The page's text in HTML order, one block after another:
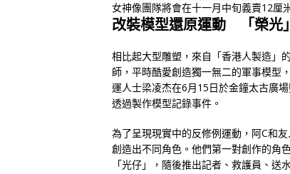
女神像團隊將會在十一月中旬義賣12厘
改裝模型還原運動 「榮光
相比起大型雕塑，來自「香港人製造」
師，平時酷愛創造獨一無二的軍事模型
運人士梁凌杰在6月15日於金鐘太古廣
透過製作模型記錄事件。
為了呈現現實中的反修例運動，阿C和
創造出不同角色。他們第一對創作的角
「光仔」，隨後推出記者、救護員、送